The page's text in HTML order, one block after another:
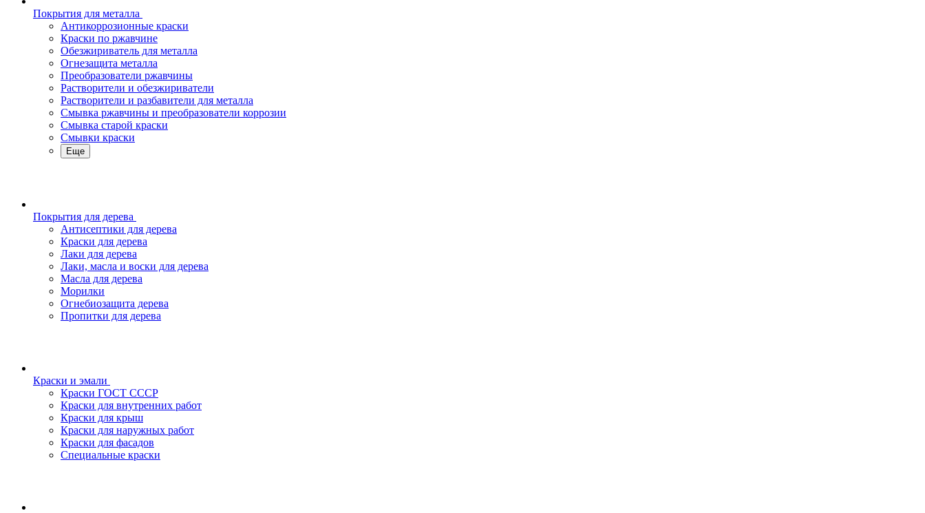
Покрытия для металла
Антикоррозионные краски
Краски по ржавчине
Обезжириватель для металла
Огнезащита металла
Преобразователи ржавчины
Растворители и обезжириватели
Растворители и разбавители для металла
Смывка ржавчины и преобразователи коррозии
Смывка старой краски
Смывки краски
Еще
Покрытия для дерева
Антисептики для дерева
Краски для дерева
Лаки для дерева
Лаки, масла и воски для дерева
Масла для дерева
Морилки
Огнебиозащита дерева
Пропитки для дерева
Краски и эмали
Краски ГОСТ СССР
Краски для внутренних работ
Краски для крыш
Краски для наружных работ
Краски для фасадов
Специальные краски